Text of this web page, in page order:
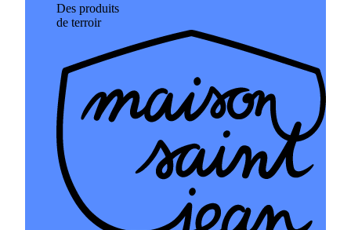
Des produits
de terroir